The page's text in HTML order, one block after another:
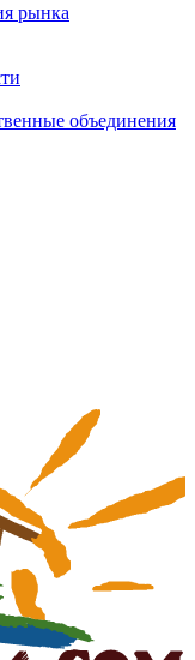
рынка
объединения